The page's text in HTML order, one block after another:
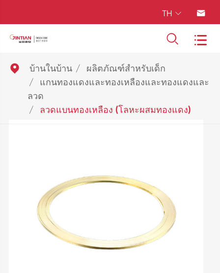
TH  
 
 บ้านในบ้าน
ผลิตภัณฑ์สำหรับเด็ก
แกนทองแดงและทองเหลืองและทองแดงและ
ลวด
ลวดแบนทองเหลือง (โลหะผสมทองแดง)